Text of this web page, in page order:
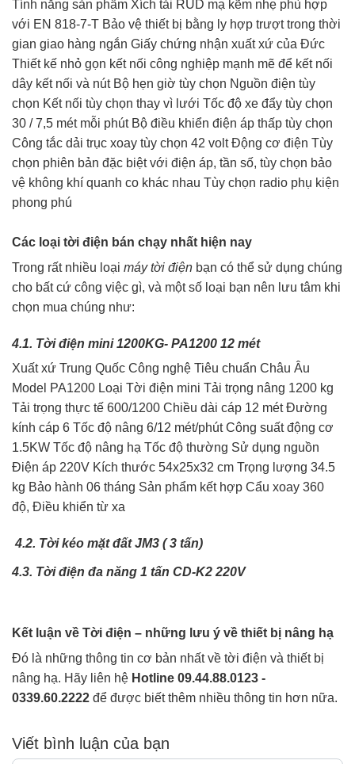
Tính năng sản phẩm Xích tải RUD mạ kẽm nhẹ phù hợp
với EN 818-7-T Bảo vệ thiết bị bằng ly hợp trượt trong thời
gian giao hàng ngắn Giấy chứng nhận xuất xứ của Đức
Thiết kế nhỏ gọn kết nối công nghiệp mạnh mẽ để kết nối
dây kết nối và nút Bộ hẹn giờ tùy chọn Nguồn điện tùy
chọn Kết nối tùy chọn thay vì lưới Tốc độ xe đẩy tùy chọn
30 / 7,5 mét mỗi phút Bộ điều khiển điện áp thấp tùy chọn
Công tắc dải trục xoay tùy chọn 42 volt Động cơ điện Tùy
chọn phiên bản đặc biệt với điện áp, tần số, tùy chọn bảo
vệ không khí quanh co khác nhau Tùy chọn radio phụ kiện
phong phú
Các loại tời điện bán chạy nhất hiện nay
Trong rất nhiều loại máy tời điện bạn có thể sử dụng chúng
cho bất cứ công việc gì, và một số loại bạn nên lưu tâm khi
chọn mua chúng như:
4.1. Tời điện mini 1200KG- PA1200 12 mét
Xuất xứ Trung Quốc Công nghệ Tiêu chuẩn Châu Âu
Model PA1200 Loại Tời điện mini Tải trọng nâng 1200 kg
Tải trọng thực tế 600/1200 Chiều dài cáp 12 mét Đường
kính cáp 6 Tốc độ nâng 6/12 mét/phút Công suất động cơ
1.5KW Tốc độ nâng hạ Tốc độ thường Sử dụng nguồn
Điện áp 220V Kích thước 54x25x32 cm Trọng lượng 34.5
kg Bảo hành 06 tháng Sản phẩm kết hợp Cẩu xoay 360
độ, Điều khiển từ xa
4.2. Tời kéo mặt đất JM3 ( 3 tấn)
4.3. Tời điện đa năng 1 tấn CD-K2 220V
Kết luận về Tời điện – những lưu ý về thiết bị nâng hạ
Đó là những thông tin cơ bản nhất về tời điện và thiết bị
nâng hạ. Hãy liên hệ Hotline 09.44.88.0123 -
0339.60.2222 để được biết thêm nhiều thông tin hơn nữa.
Viết bình luận của bạn